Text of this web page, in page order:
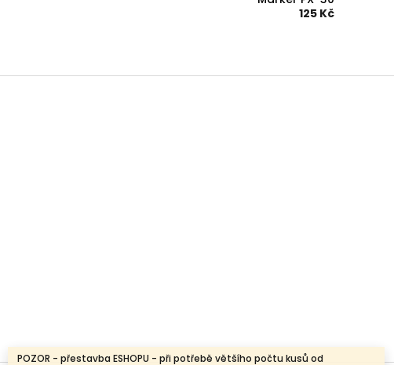
POZOR - přestavba ESHOPU - při potřebě většího počtu kusů od
125 Kč